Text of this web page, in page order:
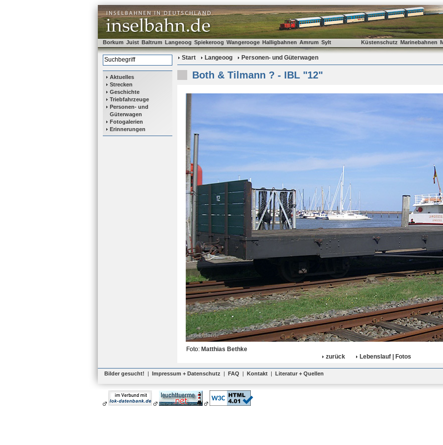
Borkum Juist Baltrum Langeoog Spiekeroog Wangerooge Halligbahnen Amrum Sylt Küstenschutz Marinebahnen
Aktuelles
Strecken
Geschichte
Triebfahrzeuge
Personen- und
Güterwagen
Fotogalerien
Erinnerungen
Start Langeoog Personen- und Güterwagen
Both & Tilmann ? - IBL "12"
Foto: Matthias Bethke
zurück
Lebenslauf | Fotos
Bilder gesucht! | Impressum + Datenschutz | FAQ | Kontakt | Literatur + Quellen